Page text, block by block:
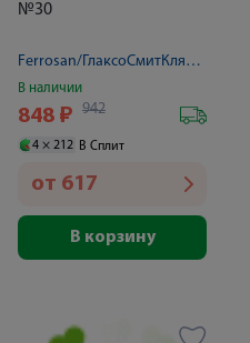
№30
Ferrosan/ГлаксоСмитКляйн Хелскер АО
В наличии
848 ₽ 942
4 × 212 В Сплит
от 617
В корзину